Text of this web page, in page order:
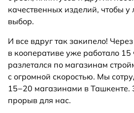
качественных изделий, чтобы
выбор.
И все вдруг так закипело!
в кооперативе уже работало
разлетался по магазинам
с огромной скоростью. Мы
15−20 магазинами в Ташкенте.
прорыв для нас.